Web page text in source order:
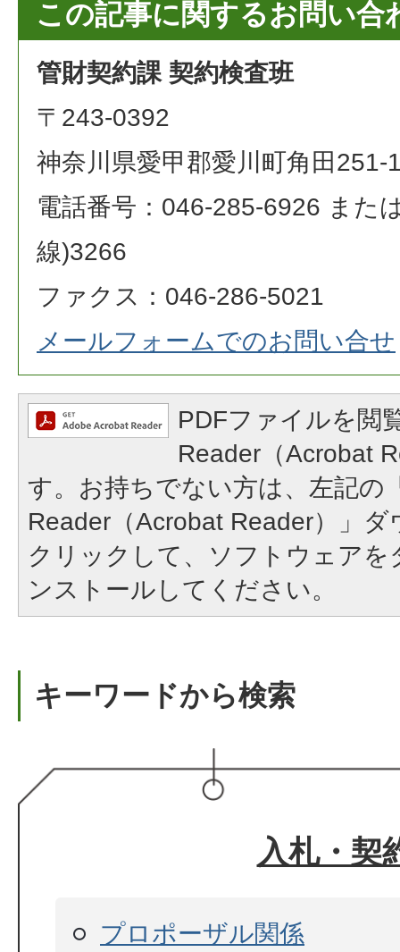
この記事に関するお問い合
管財契約課 契約検査班
〒243-0392
神奈川県愛甲郡愛川町角田251-
電話番号：046-285-6926 また
線)3266
ファクス：046-286-5021
メールフォームでのお問い合せ
PDFファイルを閲
Reader（Acrobat
す。お持ちでない方は、左記の
Reader（Acrobat Reader）」
クリックして、ソフトウェア
ンストールしてください。
キーワードから検索
入札・契
プロポーザル関係